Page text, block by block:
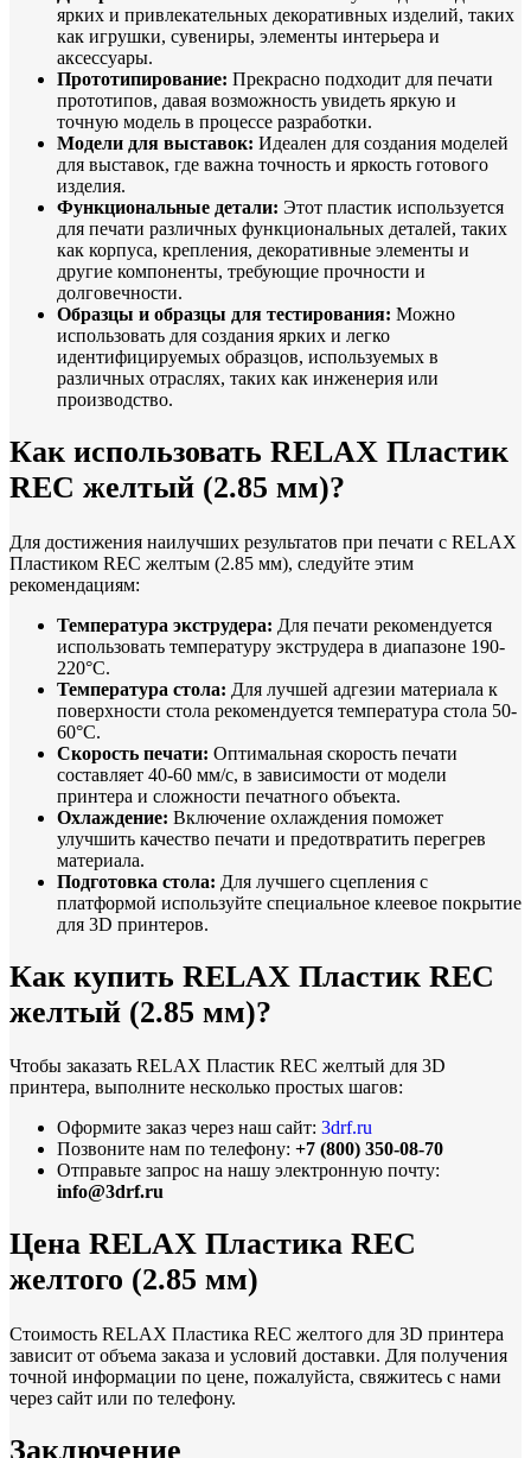
ярких и привлекательных декоративных изделий, таких
как игрушки, сувениры, элементы интерьера и
аксессуары.
Прототипирование: Прекрасно подходит для печати
прототипов, давая возможность увидеть яркую и
точную модель в процессе разработки.
Модели для выставок: Идеален для создания моделей
для выставок, где важна точность и яркость готового
изделия.
Функциональные детали: Этот пластик используется
для печати различных функциональных деталей, таких
как корпуса, крепления, декоративные элементы и
другие компоненты, требующие прочности и
долговечности.
Образцы и образцы для тестирования: Можно
использовать для создания ярких и легко
идентифицируемых образцов, используемых в
различных отраслях, таких как инженерия или
производство.
Как использовать RELAX Пластик
REC желтый (2.85 мм)?
Для достижения наилучших результатов при печати с RELAX
Пластиком REC желтым (2.85 мм), следуйте этим
рекомендациям:
Температура экструдера: Для печати рекомендуется
использовать температуру экструдера в диапазоне 190-
220°C.
Температура стола: Для лучшей адгезии материала к
поверхности стола рекомендуется температура стола 50-
60°C.
Скорость печати: Оптимальная скорость печати
составляет 40-60 мм/с, в зависимости от модели
принтера и сложности печатного объекта.
Охлаждение: Включение охлаждения поможет
улучшить качество печати и предотвратить перегрев
материала.
Подготовка стола: Для лучшего сцепления с
платформой используйте специальное клеевое покрытие
для 3D принтеров.
Как купить RELAX Пластик REC
желтый (2.85 мм)?
Чтобы заказать RELAX Пластик REC желтый для 3D
принтера, выполните несколько простых шагов:
Оформите заказ через наш сайт: 3drf.ru
Позвоните нам по телефону: +7 (800) 350-08-70
Отправьте запрос на нашу электронную почту:
info@3drf.ru
Цена RELAX Пластика REC
желтого (2.85 мм)
Стоимость RELAX Пластика REC желтого для 3D принтера
зависит от объема заказа и условий доставки. Для получения
точной информации по цене, пожалуйста, свяжитесь с нами
через сайт или по телефону.
Заключение